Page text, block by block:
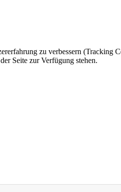
zu verbessern (Tracking
Seite zur Verfügung stehen.